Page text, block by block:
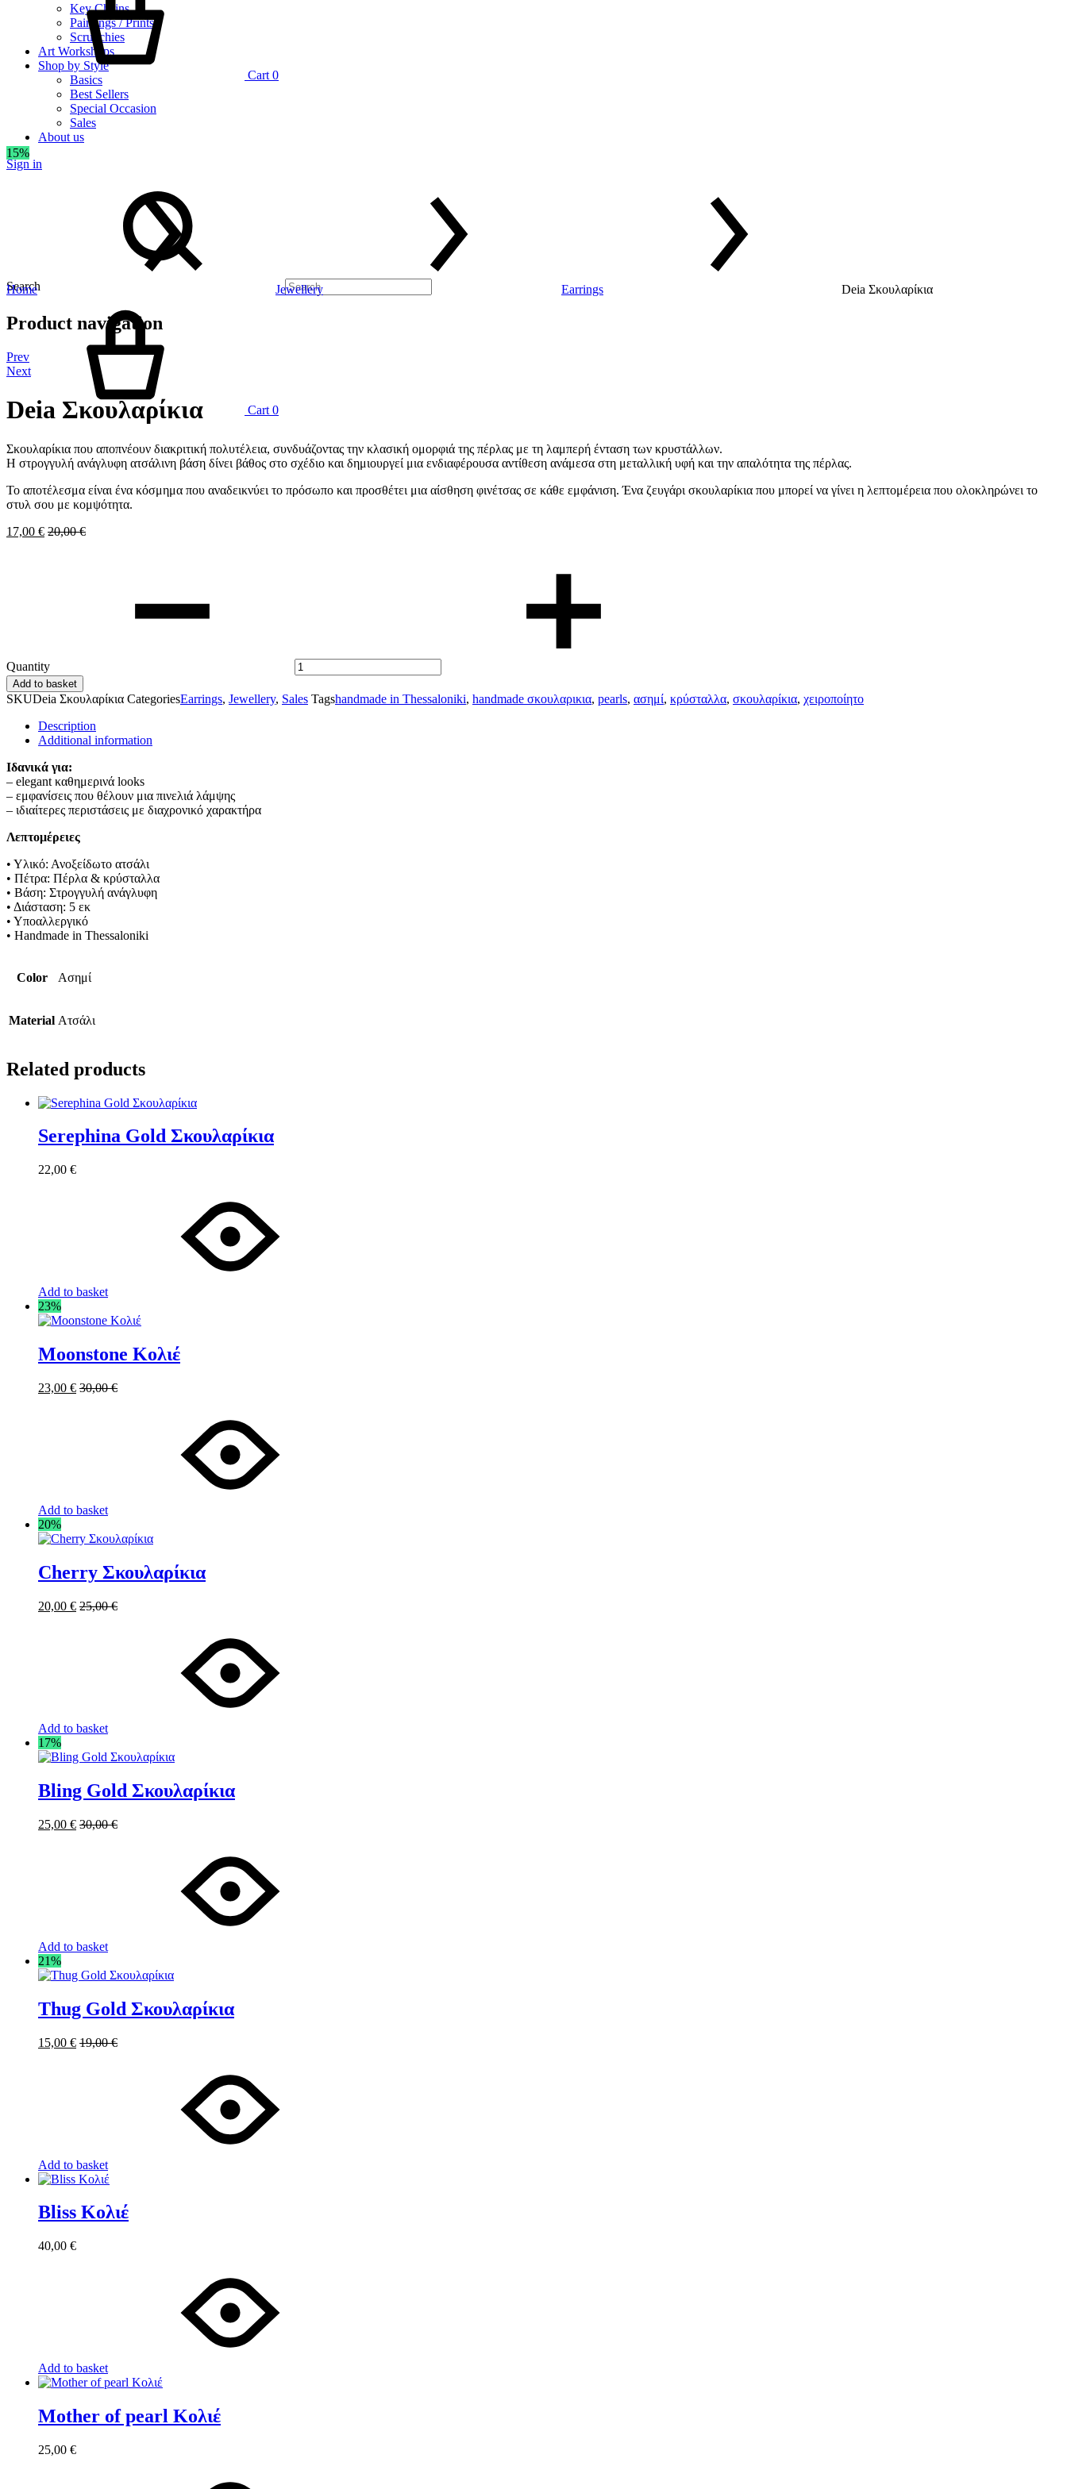
Key Chains
Paintings / Prints
Scrunchies
Art Workshops
Shop by Style
Basics
Best Sellers
Special Occasion
Sales
About us
Sign in
Search
Cart 0
Cart 0
15%
Home Jewellery Earrings Deia Σκουλαρίκια
Product navigation
Prev
Next
Deia Σκουλαρίκια
Σκουλαρίκια που αποπνέουν διακριτική πολυτέλεια, συνδυάζοντας την κλασική ομορφιά της πέρλας με τη λαμπερή ένταση των κρυστάλλων.
Η στρογγυλή ανάγλυφη ατσάλινη βάση δίνει βάθος στο σχέδιο και δημιουργεί μια ενδιαφέρουσα αντίθεση ανάμεσα στη μεταλλική υφή και την απαλότητα της πέρλας.
Το αποτέλεσμα είναι ένα κόσμημα που αναδεικνύει το πρόσωπο και προσθέτει μια αίσθηση φινέτσας σε κάθε εμφάνιση. Ένα ζευγάρι σκουλαρίκια που μπορεί να γίνει η λεπτομέρεια που ολοκληρώνει το
στυλ σου με κομψότητα.
17,00 € 20,00€
Quantity
Add to basket
SKUDeia Σκουλαρίκια CategoriesEarrings, Jewellery, Sales Tagshandmade in Thessaloniki, handmade σκουλαρικια, pearls, ασημί, κρύσταλλα, σκουλαρίκια, χειροποίητο
Description
Additional information
Ιδανικά για:
– elegant καθημερινά looks
– εμφανίσεις που θέλουν μια πινελιά λάμψης
– ιδιαίτερες περιστάσεις με διαχρονικό χαρακτήρα
Λεπτομέρειες
• Υλικό: Ανοξείδωτο ατσάλι
• Πέτρα: Πέρλα & κρύσταλλα
• Βάση: Στρογγυλή ανάγλυφη
• Διάσταση: 5 εκ
• Υποαλλεργικό
• Handmade in Thessaloniki
Color Ασημί
Material Ατσάλι
Related products
Serephina Gold Σκουλαρίκια
22,00 €
Add to basket
23%
Moonstone Κολιέ
23,00 € 30,00€
Add to basket
20%
Cherry Σκουλαρίκια
20,00 € 25,00€
Add to basket
17%
Bling Gold Σκουλαρίκια
25,00 € 30,00€
Add to basket
21%
Thug Gold Σκουλαρίκια
15,00 € 19,00€
Add to basket
Bliss Κολιέ
40,00 €
Add to basket
Mother of pearl Κολιέ
25,00 €